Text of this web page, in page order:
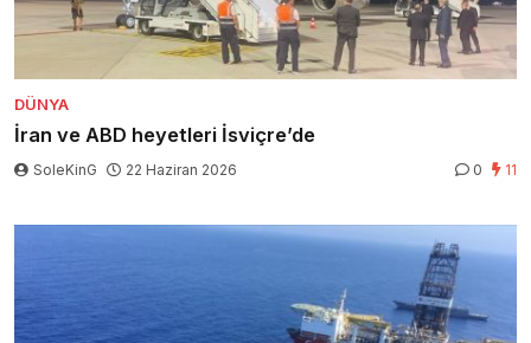
DÜNYA
İran ve ABD heyetleri İsviçre’de
SoleKinG 22 Haziran 2026 0 11